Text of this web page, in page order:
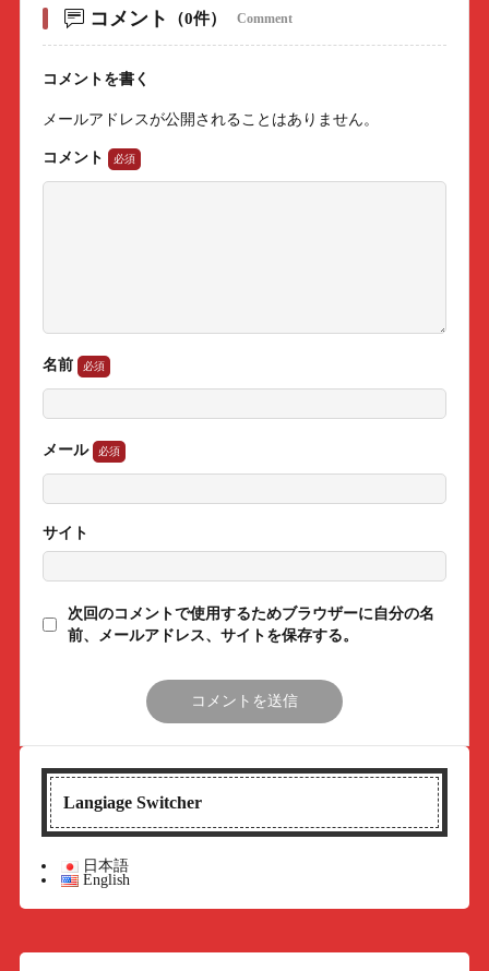
コメント （0件） Comment
コメントを書く
メールアドレスが公開されることはありません。
コメント
名前
メール
サイト
次回のコメントで使用するためブラウザーに自分の名
前、メールアドレス、サイトを保存する。
Langiage Switcher
日本語
English